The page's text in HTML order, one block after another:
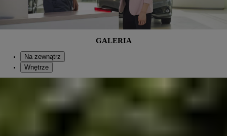
GALERIA
Na zewnątrz
Wnętrze